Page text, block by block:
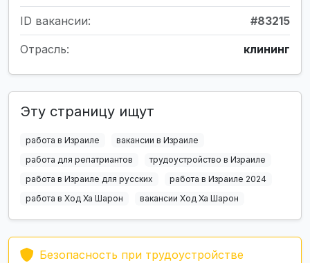
ID вакансии: #83215
Отрасль: клининг
Эту страницу ищут
работа в Израиле
вакансии в Израиле
работа для репатриантов
трудоустройство в Израиле
работа в Израиле для русских
работа в Израиле 2024
работа в Ход Ха Шарон
вакансии Ход Ха Шарон
Безопасность при трудоустройстве